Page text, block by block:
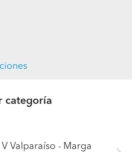
categoría
Valparaíso - Marga